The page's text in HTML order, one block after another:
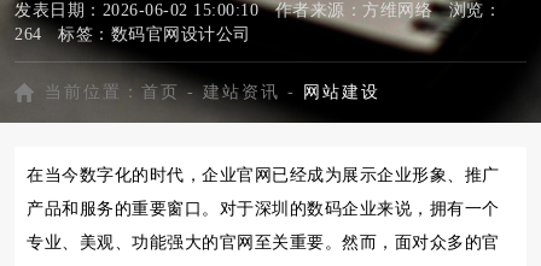
发表日期：2026-06-02 15:00:10 作者来源：方维网络 浏览：
264 标签： 数码官网设计公司
当前位置： 首页 - 建站资讯 - 网站建设
在当今数字化的时代，企业官网已经成为展示企业形象、推广
产品和服务的重要窗口。对于深圳的数码企业来说，拥有一个
专业、美观、功能强大的官网至关重要。然而，面对众多的官